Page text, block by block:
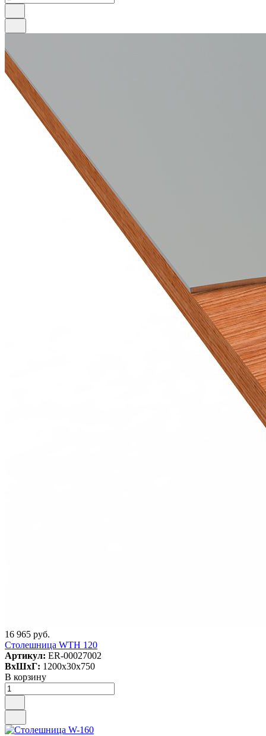
16 965 руб.
Столешница WTH 120
Артикул: ER-00027002
ВxШxГ: 1200x30x750
В корзину